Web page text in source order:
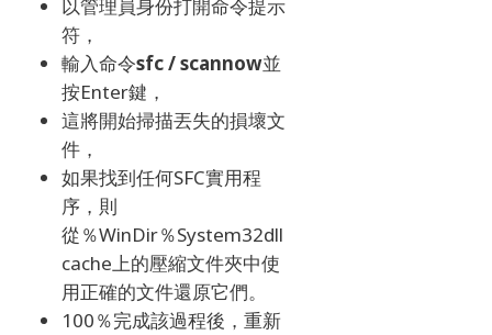
以管理員身份打開命令提示
符，
輸入命令sfc / scannow並
按Enter鍵，
這將開始掃描丟失的損壞文
件，
如果找到任何SFC實用程
序，則
從％WinDir％System32dll
cache上的壓縮文件夾中使
用正確的文件還原它們。
100％完成該過程後，重新